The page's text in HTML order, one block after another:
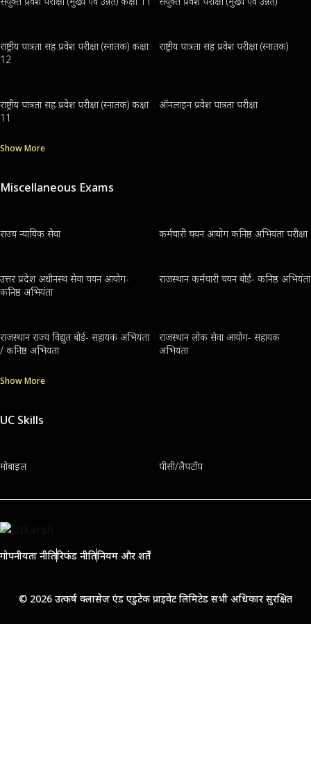
राष्ट्रीय पात्रता सह प्रवेश परीक्षा (स्नातक) कक्षा
12
राष्ट्रीय पात्रता सह प्रवेश परीक्षा (स्नातक)
राष्ट्रीय पात्रता सह प्रवेश परीक्षा (स्नातक) कक्षा
11
ऑनलाइन प्रवेश पात्रता परीक्षा
Show More
Miscellaneous Exams
राज्य न्यायिक सेवा कर्मचारी चयन आयोग कनिष्ठ अभियंता परीक्षा
उत्तर प्रदेश अधीनस्थ सेवा चयन आयोग-
कनिष्ठ अभियंता
राजस्थान कर्मचारी चयन बोर्ड- कनिष्ठ अभियंता
राजस्थान राज्य विद्युत बोर्ड- सहायक अभियंता
/ कनिष्ठ अभियंता
राजस्थान लोक सेवा आयोग- सहायक
अभियंता
Show More
UC Skills
मोबाइल पीसी/लैपटॉप
गोपनीयता नीतिरिफंड नीतिनियम और शर्तें
© 2026 उत्कर्ष क्लासेज एंड एडुटेक प्राइवेट लिमिटेड सभी अधिकार सुरक्षित